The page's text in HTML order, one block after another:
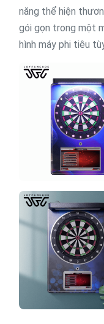
năng thể hiện
gói gọn trong một
hình máy phi tiêu